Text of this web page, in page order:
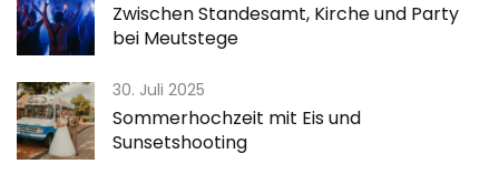
Zwischen Standesamt, Kirche und Party
bei Meutstege
30. Juli 2025
Sommerhochzeit mit Eis und
Sunsetshooting